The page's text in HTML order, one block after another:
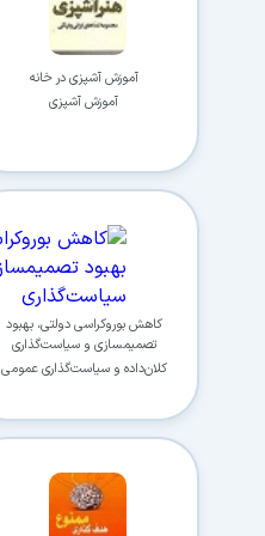
آموزش آشپزی در خانه
آموزش آشپزی
کاهش بوروکراسی دولتی، بهبود
تصمیم‎سازی و سیاست‌گذاری
کلان‌داده و سیاست‌گذاری عمومی